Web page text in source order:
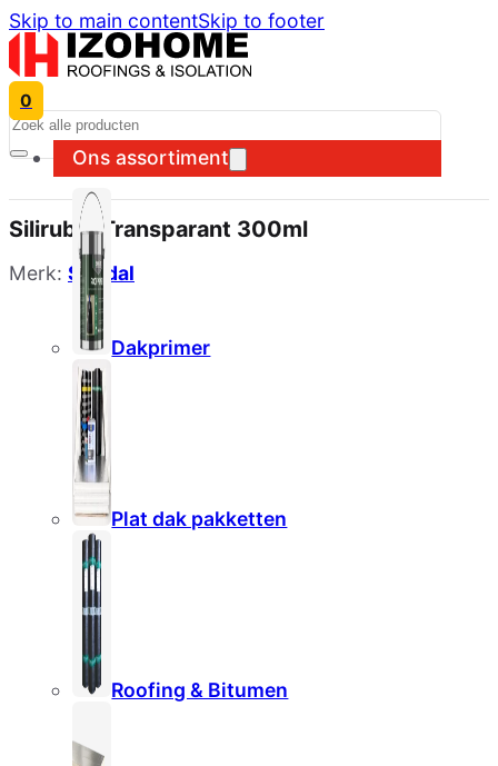
Skip to main contentSkip to footer
0
Ons assortiment
Dakprimer
Plat dak pakketten
Roofing & Bitumen
Search
Silirub 2 Transparant 300ml
Merk: Soudal